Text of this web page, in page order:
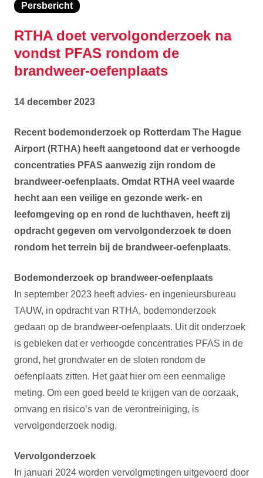
Persbericht
RTHA doet vervolgonderzoek na
vondst PFAS rondom de
brandweer-oefenplaats
14 december 2023
Recent bodemonderzoek op Rotterdam The Hague
Airport (RTHA) heeft aangetoond dat er verhoogde
concentraties PFAS aanwezig zijn rondom de
brandweer-oefenplaats. Omdat RTHA veel waarde
hecht aan een veilige en gezonde werk- en
leefomgeving op en rond de luchthaven, heeft zij
opdracht gegeven om vervolgonderzoek te doen
rondom het terrein bij de brandweer-oefenplaats.
Bodemonderzoek op brandweer-oefenplaats
In september 2023 heeft advies- en ingenieursbureau
TAUW, in opdracht van RTHA, bodemonderzoek
gedaan op de brandweer-oefenplaats. Uit dit onderzoek
is gebleken dat er verhoogde concentraties PFAS in de
grond, het grondwater en de sloten rondom de
oefenplaats zitten. Het gaat hier om een eenmalige
meting. Om een goed beeld te krijgen van de oorzaak,
omvang en risico’s van de verontreiniging, is
vervolgonderzoek nodig.
Vervolgonderzoek
In januari 2024 worden vervolgmetingen uitgevoerd door